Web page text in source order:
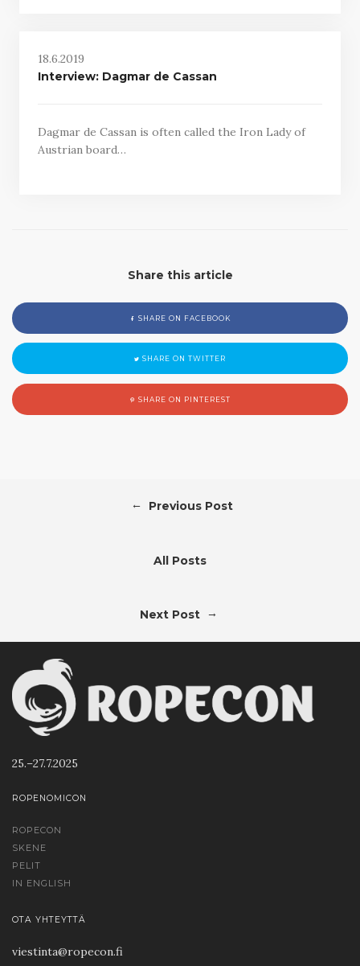
18.6.2019
Interview: Dagmar de Cassan
Dagmar de Cassan is often called the Iron Lady of
Austrian board…
Share this article
SHARE ON FACEBOOK
SHARE ON TWITTER
SHARE ON PINTEREST
← Previous Post
All Posts
Next Post →
25.–27.7.2025
ROPENOMICON
ROPECON
SKENE
PELIT
IN ENGLISH
OTA YHTEYTTÄ
viestinta@ropecon.fi